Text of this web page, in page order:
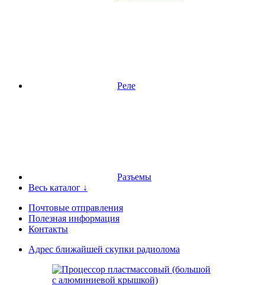
Реле
Разъемы
Весь каталог ↓
Почтовые отправления
Полезная информация
Контакты
Адрес ближайшей скупки радиолома